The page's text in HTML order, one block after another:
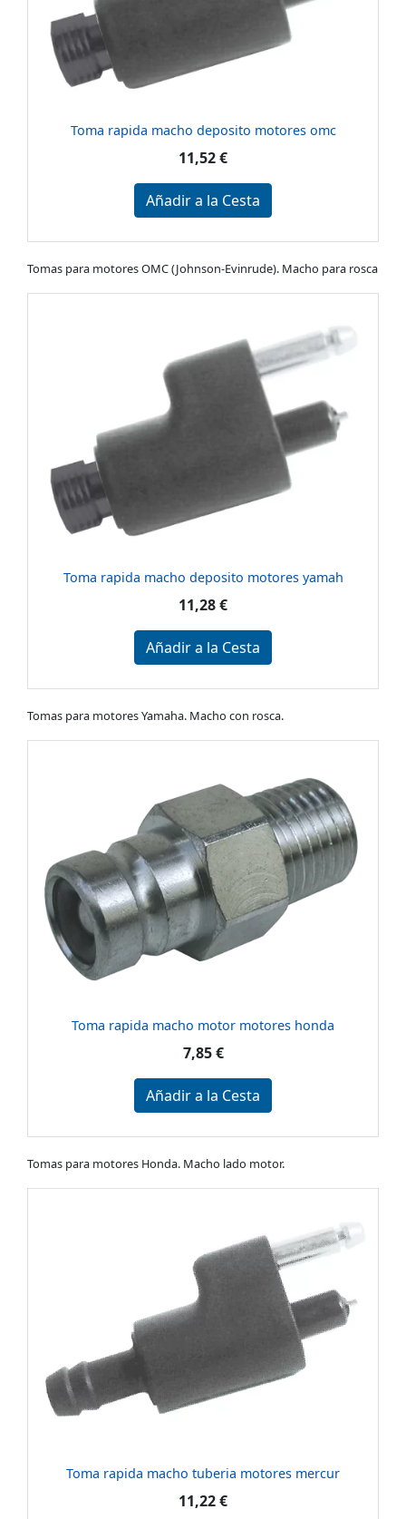
Toma rapida macho deposito motores omc
11,52 €
Añadir a la Cesta
Tomas para motores OMC (Johnson-Evinrude). Macho para rosca
Toma rapida macho deposito motores yamah
11,28 €
Añadir a la Cesta
Tomas para motores Yamaha. Macho con rosca.
Toma rapida macho motor motores honda
7,85 €
Añadir a la Cesta
Tomas para motores Honda. Macho lado motor.
Toma rapida macho tuberia motores mercur
11,22 €